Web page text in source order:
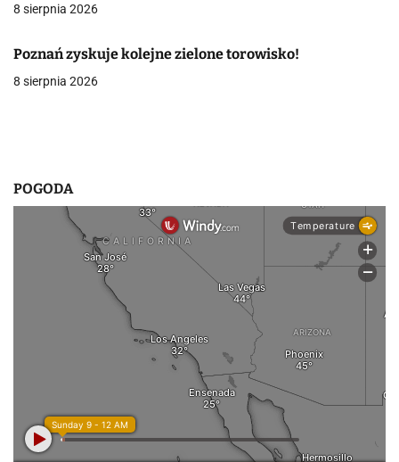
p
i
s
8 sierpnia 2026
Poznań zyskuje kolejne zielone torowisko!
8 sierpnia 2026
POGODA